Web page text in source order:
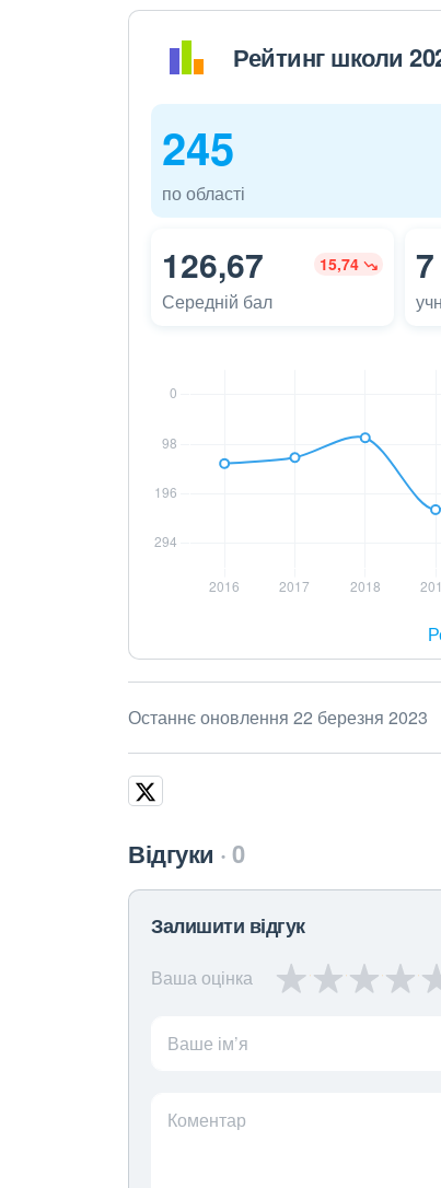
Рейтинг школи
245
по області
126,67 15,74
Середній бал
7
Останнє оновлення 22 березня 2023
Відгуки 0
Залишити відгук
Ваша оцінка
Ваше ім’я
Коментар